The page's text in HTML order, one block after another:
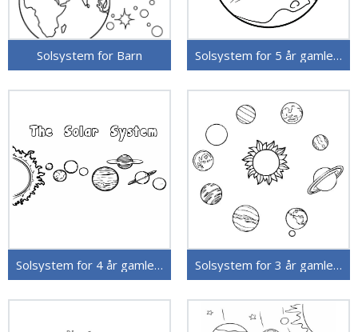
Solsystem for Barn Solsystem for 5 år gamle Barn
Solsystem for 4 år gamle Barn Solsystem for 3 år gamle Barn